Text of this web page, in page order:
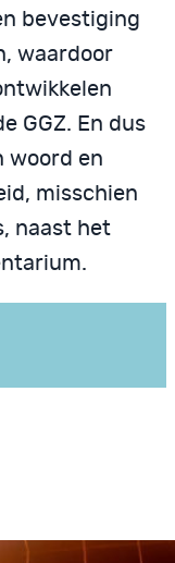
bevestiging
waardoor
GGZ. En dus
woord en
misschien
naast het